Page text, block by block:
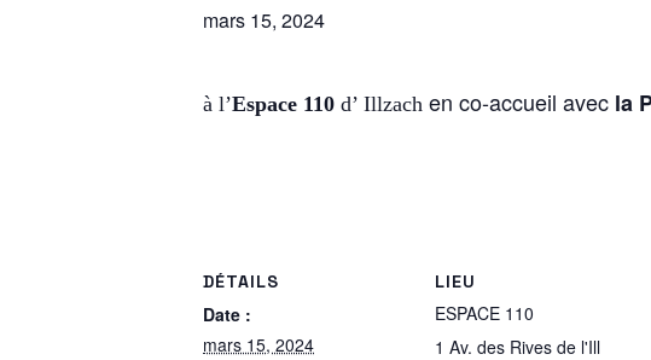
mars 15, 2024
à l’Espace 110 d’ Illzach en co-accueil avec la
DÉTAILS
Date :
mars 15, 2024
LIEU
ESPACE 110
1 Av. des Rives de l'Ill